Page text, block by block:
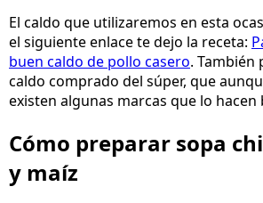
El caldo que utilizaremos en esta
el siguiente enlace te dejo la receta:
buen caldo de pollo casero. También
caldo comprado del súper, que
existen algunas marcas que lo hacen
Cómo preparar sopa
y maíz